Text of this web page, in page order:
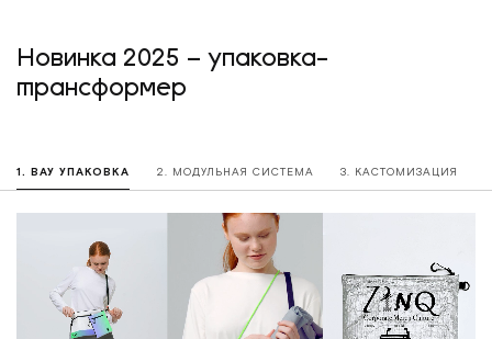
Новинка 2025 – упаковка-
трансформер
1. ВАУ УПАКОВКА 2. МОДУЛЬНАЯ СИСТЕМА 3. КАСТОМИЗАЦИЯ